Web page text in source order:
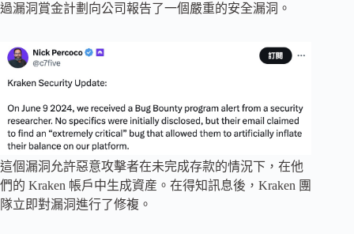
過漏洞賞金計劃向公司報告了一個嚴重的安全漏洞。
這個漏洞允許惡意攻擊者在未完成存款的情況下，在他
們的 Kraken 帳戶中生成資産。在得知訊息後，Kraken 團
隊立即對漏洞進行了修複。